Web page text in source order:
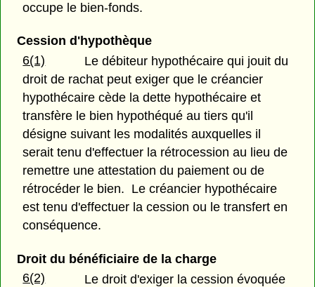
occupe le bien-fonds.
Cession d'hypothèque
6(1)
Le débiteur hypothécaire qui jouit du
droit de rachat peut exiger que le créancier
hypothécaire cède la dette hypothécaire et
transfère le bien hypothéqué au tiers qu'il
désigne suivant les modalités auxquelles il
serait tenu d'effectuer la rétrocession au lieu de
remettre une attestation du paiement ou de
rétrocéder le bien. Le créancier hypothécaire
est tenu d'effectuer la cession ou le transfert en
conséquence.
Droit du bénéficiaire de la charge
6(2)
Le droit d'exiger la cession évoquée